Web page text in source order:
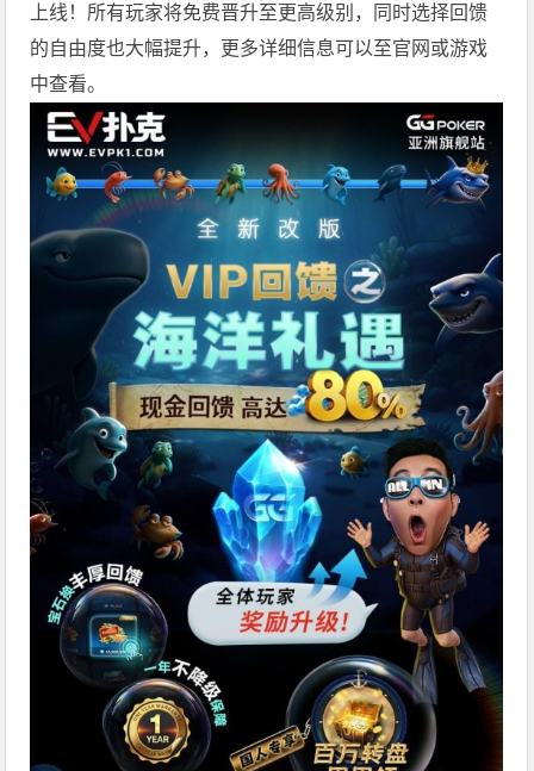
上线！所有玩家将免费晋升至更高级别，同时选择回馈
的自由度也大幅提升，更多详细信息可以至官网或游戏
中查看。